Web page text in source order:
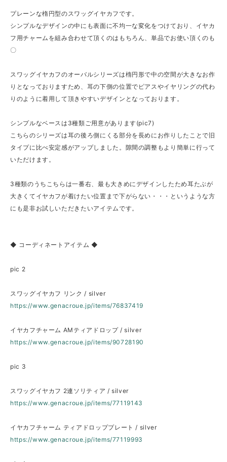
プレーンな楕円型のスワッグイヤカフです。
シンプルなデザインの中にも表面に不均一な変化をつけており、イヤカ
フ用チャームを組み合わせて頂くのはもちろん、単品でお使い頂くのも
〇
スワッグイヤカフのオーバルシリーズは楕円形で中の空間が大きなお作
りとなっておりますため、耳の下側の位置でピアスやイヤリングの代わ
りのように着用して頂きやすいデザインとなっております。
シンプルなベースは3種類ご用意があります(pic7)
こちらのシリーズは耳の後ろ側にくる部分を長めにお作りしたことで旧
タイプに比べ安定感がアップしました。隙間の調整もより簡単に行って
いただけます。
3種類のうちこちらは一番右、最も大きめにデザインしたため耳たぶが
大きくてイヤカフが着けたい位置まで下がらない・・・というような方
にも是非お試しいただきたいアイテムです。
◆ コーディネートアイテム ◆
pic 2
スワッグイヤカフ リンク / silver
https://www.genacroue.jp/items/76837419
イヤカフチャーム AMティアドロップ / silver
https://www.genacroue.jp/items/90728190
pic 3
スワッグイヤカフ 2連ソリティア / silver
https://www.genacroue.jp/items/77119143
イヤカフチャーム ティアドロッププレート / silver
https://www.genacroue.jp/items/77119993